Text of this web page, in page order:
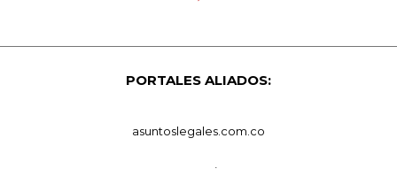
PORTALES ALIADOS:
asuntoslegales.com.co